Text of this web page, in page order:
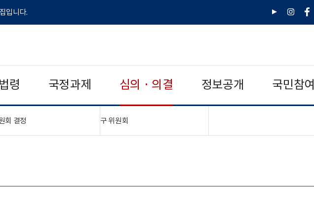
입니다.
유
인
페
령 국정과제 심의 · 의결 정보공개 국민참여
회 결정 구 위원회